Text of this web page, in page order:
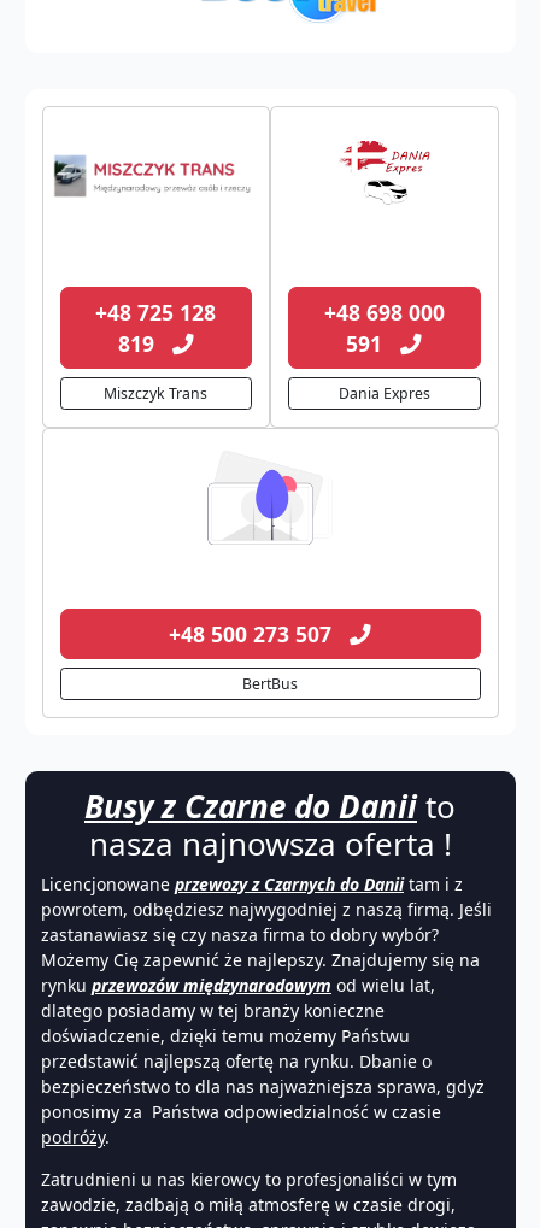
+48 725 128
819
Miszczyk Trans
+48 698 000
591
Dania Expres
+48 500 273 507
BertBus
Busy z Czarne do Daniito
nasza najnowsza oferta !
Licencjonowane przewozy z Czarnych do Daniitam i z
powrotem, odbędziesz najwygodniej z naszą firmą. Jeśli
zastanawiasz się czy nasza firma to dobry wybór?
Możemy Cię zapewnić że najlepszy. Znajdujemy się na
rynku przewozów międzynarodowym od wielu lat,
dlatego posiadamy w tej branży konieczne
doświadczenie, dzięki temu możemy Państwu
przedstawić najlepszą ofertę na rynku. Dbanie o
bezpieczeństwo to dla nas najważniejsza sprawa, gdyż
ponosimy za Państwa odpowiedzialność w czasie
podróży.
Zatrudnieni u nas kierowcy to profesjonaliści w tym
zawodzie, zadbają o miłą atmosferę w czasie drogi,